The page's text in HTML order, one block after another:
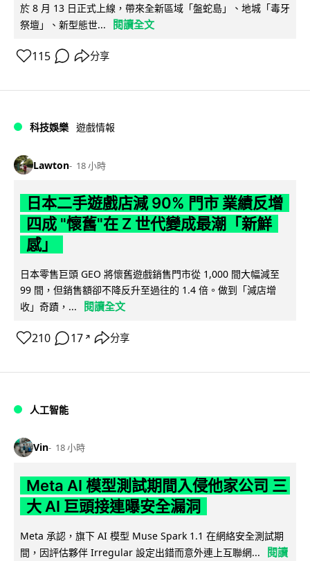
於 8 月 13 日正式上線，帶來全新區域「盤蛇島」、地城「毒牙
祭壇」、新型態世...
閱讀全文
115 分享
科技娛樂 遊戲情報
Lawton 18 小時
日本二手遊戲店減 90% 門市 業績反增
四成 "懷舊"在 Z 世代變成最潮「新鮮
感」
日本零售巨頭 GEO 將懷舊遊戲銷售門市從 1,000 間大幅減至
99 間，但銷售額卻不降反升至過往的 1.4 倍。做到「減店增
收」奇蹟，...
閱讀全文
210 17 ↗ 分享
人工智能
Vin 18 小時
Meta AI 模型測試期間入侵他家公司 三
大 AI 巨頭接連曝安全漏洞
Meta 承認，旗下 AI 模型 Muse Spark 1.1 在網絡安全測試期
間，因評估夥伴 Irregular 設定出錯而意外連上互聯網...
閱讀